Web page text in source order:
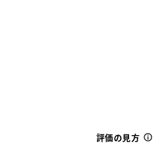
評価の見方